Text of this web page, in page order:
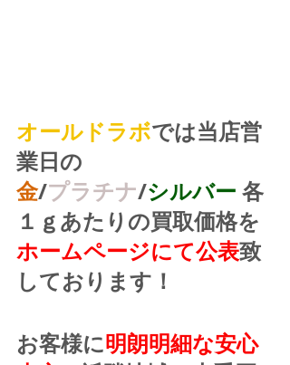
オールドラボでは当店営
業日の
金/プラチナ/シルバー 各
１ｇあたりの買取価格を
ホームページにて公表致
しております！
お客様に明朗明細な安心